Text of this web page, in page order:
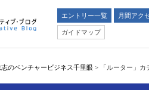
エントリー一覧 月間アク
ガイドマップ
のベンチャービジネス千里眼 > 「ルーター」